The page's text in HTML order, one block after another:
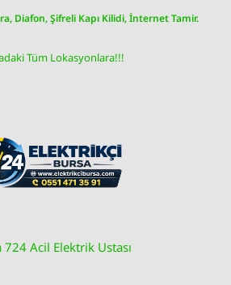
Diafon, Şifreli Kapı Kilidi, İnternet Tamir.
Tüm Lokasyonlara!!!
724 Acil Elektrik Ustası